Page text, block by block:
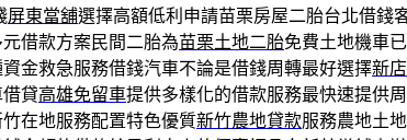
屏東當舖選擇高額低利申請苗栗房屋二胎台北借錢
借款方案民間二胎為苗栗土地二胎免費土地機車
金救急服務借錢汽車不論是借錢周轉最好選擇新
貸高雄免留車提供多樣化的借款服務最快速提供
在地服務配置特色優質新竹農地貸款服務農地土